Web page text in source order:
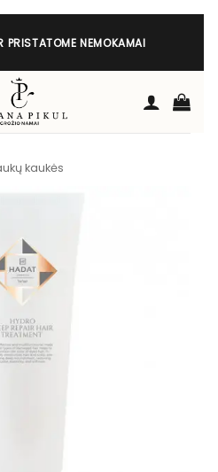
PRISTATOME NEMOKAMAI
kaukės